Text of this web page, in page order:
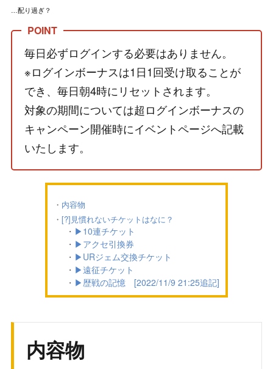
…配り過ぎ？
毎日必ずログインする必要はありません。
※ログインボーナスは1日1回受け取ることが
でき、毎日朝4時にリセットされます。
対象の期間については超ログインボーナスの
キャンペーン開催時にイベントページへ記載
いたします。
内容物
[?]見慣れないチケットはなに？
▶10連チケット
▶アクセ引換券
▶URジェム交換チケット
▶遠征チケット
▶歴戦の記憶 [2022/11/9 21:25追記]
内容物